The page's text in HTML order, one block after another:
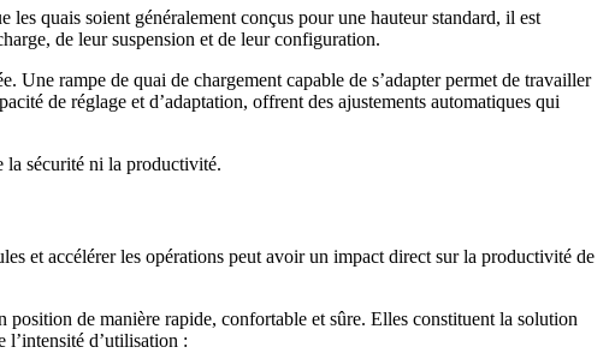
quais soient généralement conçus pour une hauteur standard, il est
de leur suspension et de leur configuration.
Une rampe de quai de chargement capable de s’adapter permet de travailler
de réglage et d’adaptation, offrent des ajustements automatiques qui
la sécurité ni la productivité.
et accélérer les opérations peut avoir un impact direct sur la productivité de
position de manière rapide, confortable et sûre. Elles constituent la solution
l’intensité d’utilisation :